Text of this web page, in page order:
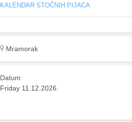
KALENDAR STOČNIH PIJACA
Mramorak
Datum
Friday 11.12.2026.